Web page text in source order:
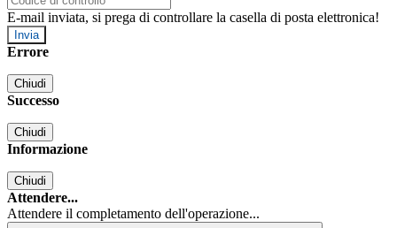
E-mail inviata, si prega di controllare la casella di posta elettronica!
Errore
Chiudi
Successo
Chiudi
Informazione
Chiudi
Attendere...
Attendere il completamento dell'operazione...